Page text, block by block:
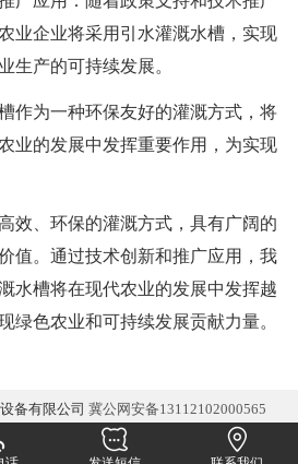
业企业将采用引水灌溉水槽，实现
生产的可持续发展。
作为一种环保友好的灌溉方式，将
业的发展中发挥重要作用，为实现
效、环保的灌溉方式，具有广阔的
值。通过技术创新和推广应用，我
水槽将在现代农业的发展中发挥越
绿色农业和可持续发展贡献力量。
备有限公司 冀公网安备13112102000565